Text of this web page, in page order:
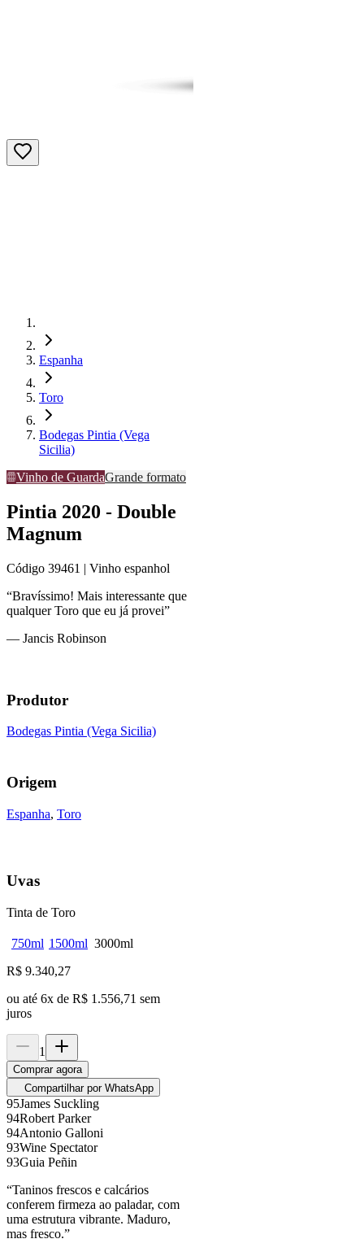
Espanha
Toro
Bodegas Pintia (Vega
Sicilia)
Vinho de GuardaGrande formato
Pintia 2020 - Double
Magnum
Código 39461 | Vinho espanhol
“Bravíssimo! Mais interessante que
qualquer Toro que eu já provei”
— Jancis Robinson
Produtor
Bodegas Pintia (Vega Sicilia)
Origem
Espanha, Toro
Uvas
Tinta de Toro
750ml 1500ml 3000ml
R$ 9.340,27
ou até 6x de R$ 1.556,71 sem
juros
1
Comprar agora
Compartilhar por WhatsApp
95James Suckling
94Robert Parker
94Antonio Galloni
93Wine Spectator
93Guia Peñin
“Taninos frescos e calcários
conferem firmeza ao paladar, com
uma estrutura vibrante. Maduro,
mas fresco.”